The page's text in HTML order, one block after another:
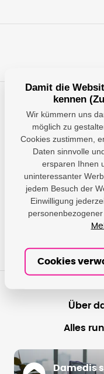
Wir geben Ihnen
Über
Alles
Damedis
Damit die
kennen
Wir kümmern uns
möglich zu
Cookies zustimmen,
Daten sinnvolle
ersparen Ihnen
uninteressanter
jedem Besuch der
Einwilligung
Cookies